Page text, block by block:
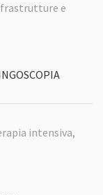
e
intensiva,